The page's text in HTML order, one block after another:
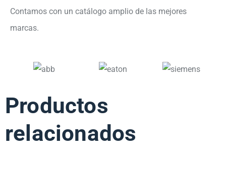
Contamos con un catálogo amplio de las mejores
marcas.
Productos
relacionados